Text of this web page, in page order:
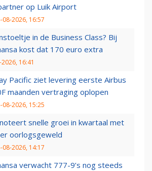
op Luik Airport
08-2026, 16:57
in de Business Class? Bij
kost dat 170 euro extra
16:41
Pacific ziet levering eerste Airbus
maanden vertraging oplopen
08-2026, 15:25
noteert snelle groei in kwartaal met
oorlogsgeweld
08-2026, 14:17
verwacht 777-9’s nog steeds